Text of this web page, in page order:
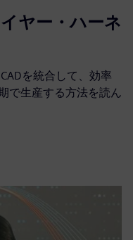
ヤー・ハーネ
を統合して、効率
で生産する方法を読ん